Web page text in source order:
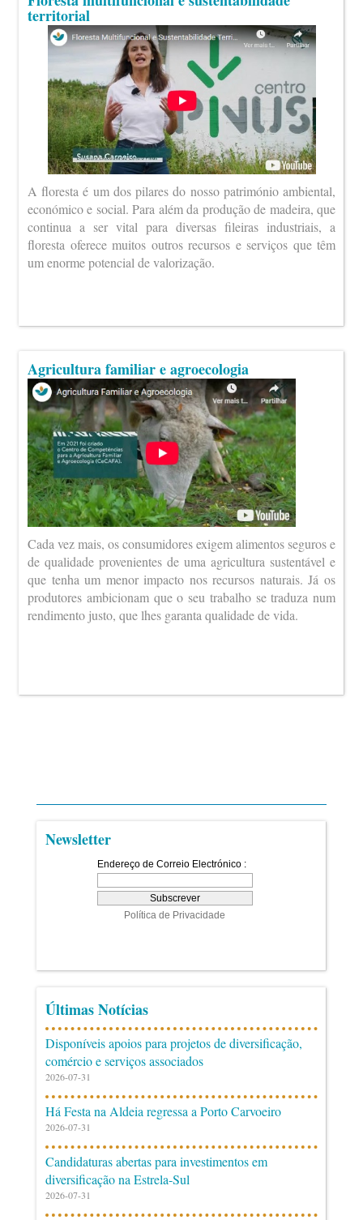
territorial
A floresta é um dos pilares do nosso património ambiental,
económico e social. Para além da produção de madeira, que
continua a ser vital para diversas fileiras industriais, a
floresta oferece muitos outros recursos e serviços que têm
um enorme potencial de valorização.
Agricultura familiar e agroecologia
Cada vez mais, os consumidores exigem alimentos seguros e
de qualidade provenientes de uma agricultura sustentável e
que tenha um menor impacto nos recursos naturais. Já os
produtores ambicionam que o seu trabalho se traduza num
rendimento justo, que lhes garanta qualidade de vida.
Newsletter
Últimas Notícias
Disponíveis apoios para projetos de diversificação,
comércio e serviços associados
2026-07-31
Há Festa na Aldeia regressa a Porto Carvoeiro
2026-07-31
Candidaturas abertas para investimentos em
diversificação na Estrela-Sul
2026-07-31